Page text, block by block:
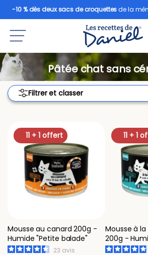
-10 % dès deux sacs de croquettesde la
Pâtée chat sans
Filtrer et classer
11 + 1 offert
Mousse au canard 200g -
Humide "Petite balade"
23 avis
11 + 1
Mousse à
200g -
balade"